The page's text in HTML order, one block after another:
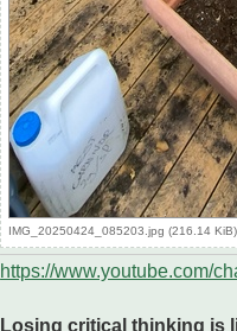
IMG_20250424_085203.jpg (216.14
https://www.youtube.com/
Losing critical thinking is